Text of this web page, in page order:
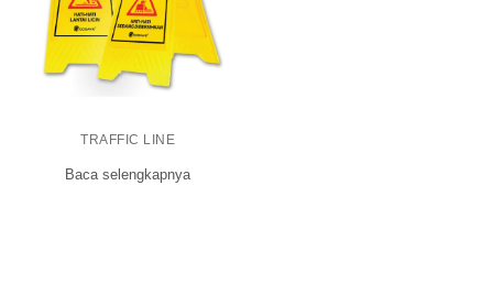
TRAFFIC LINE
Baca selengkapnya